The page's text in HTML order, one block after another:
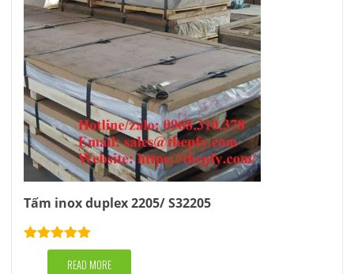
Tấm inox duplex 2205/ S32205
Rated5.00
out of 5READ MORE